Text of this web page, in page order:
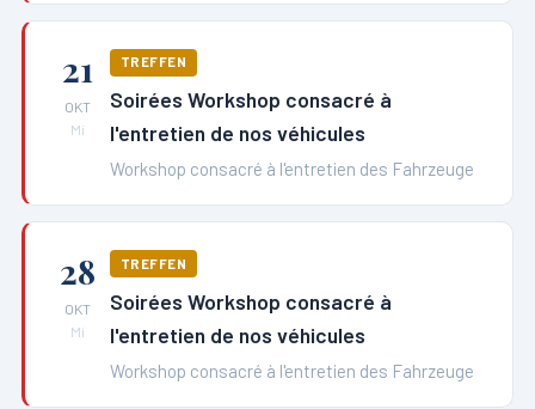
21
OKT
Mi
TREFFEN
Soirées Workshop consacré à
l'entretien de nos véhicules
Workshop consacré à l'entretien des Fahrzeuge
28
OKT
Mi
TREFFEN
Soirées Workshop consacré à
l'entretien de nos véhicules
Workshop consacré à l'entretien des Fahrzeuge